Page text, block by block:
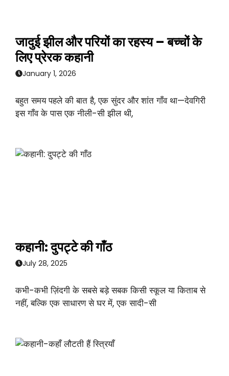
जादुई झील और परियों का रहस्य – बच्चों के
लिए प्रेरक कहानी
January 1, 2026
बहुत समय पहले की बात है, एक सुंदर और शांत गाँव था—देवगिरी
इस गाँव के पास एक नीली-सी झील थी,
कहानी: दुपट्टे की गाँठ
July 28, 2025
कभी-कभी ज़िंदगी के सबसे बड़े सबक किसी स्कूल या किताब से
नहीं, बल्कि एक साधारण से घर में, एक सादी-सी